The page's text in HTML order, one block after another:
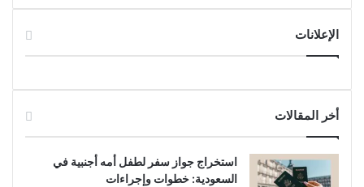
الإعلانات
أخر المقالات
استخراج جواز سفر لطفل أمه أجنبية في
السعودية: خطوات وإجراءات